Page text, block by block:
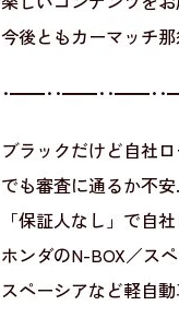
今後ともカーマッチ
･━━･･━━･･━━･･
ブラックだけど自社
でも審査に通るか不
「保証人なし」で自
ホンダのN-BOX／ス
スペーシアなど軽自